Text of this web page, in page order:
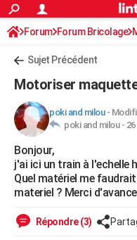
ACTUALITÉS
Politique
Société
Faits Divers
Education
Monde
Villes
+
FINANCE
Retraite
Impôts
Epargne
Immobilier
Risques naturels par ville
Banque
Assurance
Crédit
AUTO
Essais
Réserver un essai
Citadines
Berlines
SUV
Forum auto
+HIGH-TECH
Mobiles
Meilleur smartphone
Internet
Ordinateurs
Jeux vidéo
Guide high-tech
+BRICOLAGE
Forum
Aménagement intérieur
Extérieur
Cuisine
Salle de bains
Jardinage
Rangement
WEEK-END
Forum Forum Bricolage
Sujet Précédent
Motoriser
poki and milou-
poki and milou -
Bonjour,
j'ai ici un train à l'echelle
Quel matériel me
materiel ? Merci d'avance
Répondre (3)